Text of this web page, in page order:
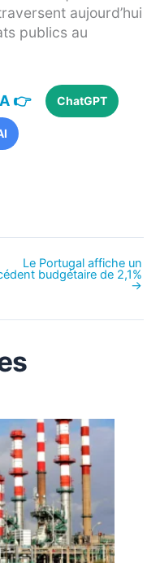
aujourd’hui
publics au
👉 ChatGPT
Le Portugal affiche un
budgétaire de 2,1%
→